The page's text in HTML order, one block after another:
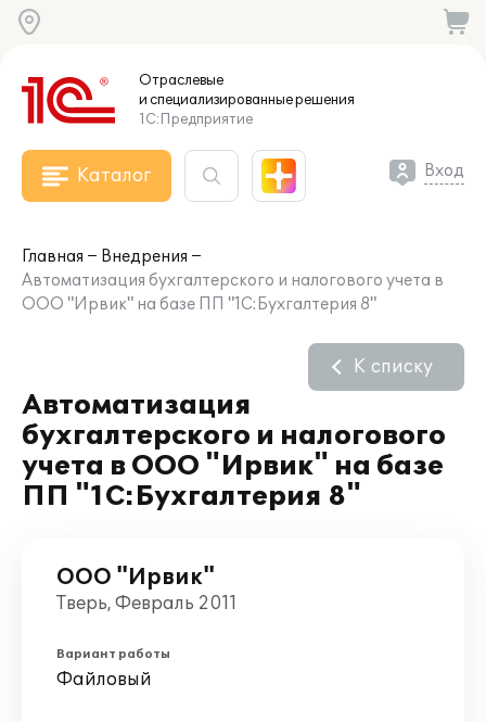
Отраслевые
и специализированныерешения
1С:Предприятие
Каталог Вход
Главная
Внедрения
Автоматизация бухгалтерского и налогового учета в
ООО "Ирвик" на базе ПП "1С:Бухгалтерия 8"
Автоматизация
бухгалтерского и налогового
учета в ООО "Ирвик" на базе
ПП "1С:Бухгалтерия 8"
К списку
ООО "Ирвик"
Тверь, Февраль 2011
Вариант работы
Файловый